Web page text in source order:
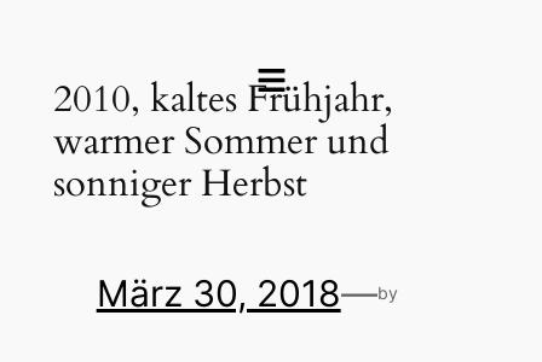
2010, kaltes Frühjahr,
warmer Sommer und
sonniger Herbst
März 30, 2018—by